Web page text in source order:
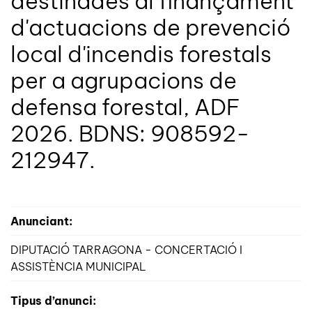
d'actuacions de prevenció
local d'incendis forestals
per a agrupacions de
defensa forestal, ADF
2026. BDNS: 908592-
212947.
Anunciant:
DIPUTACIÓ TARRAGONA - CONCERTACIÓ I
ASSISTÈNCIA MUNICIPAL
Tipus d’anunci: